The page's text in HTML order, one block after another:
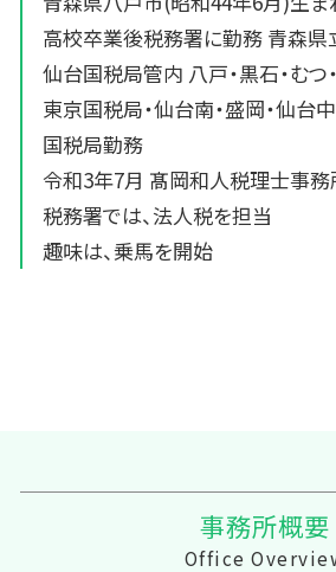
高校卒業後税務署に勤務 青森
仙台国税局管内 八戸・黒石・むつ
東京国税局・仙台南・盛岡・仙台
国税局勤務
令和3年7月 髙岡和人税理士事
税務署では、法人税を担当
趣味は、乗馬を開始
事務所概要
Office